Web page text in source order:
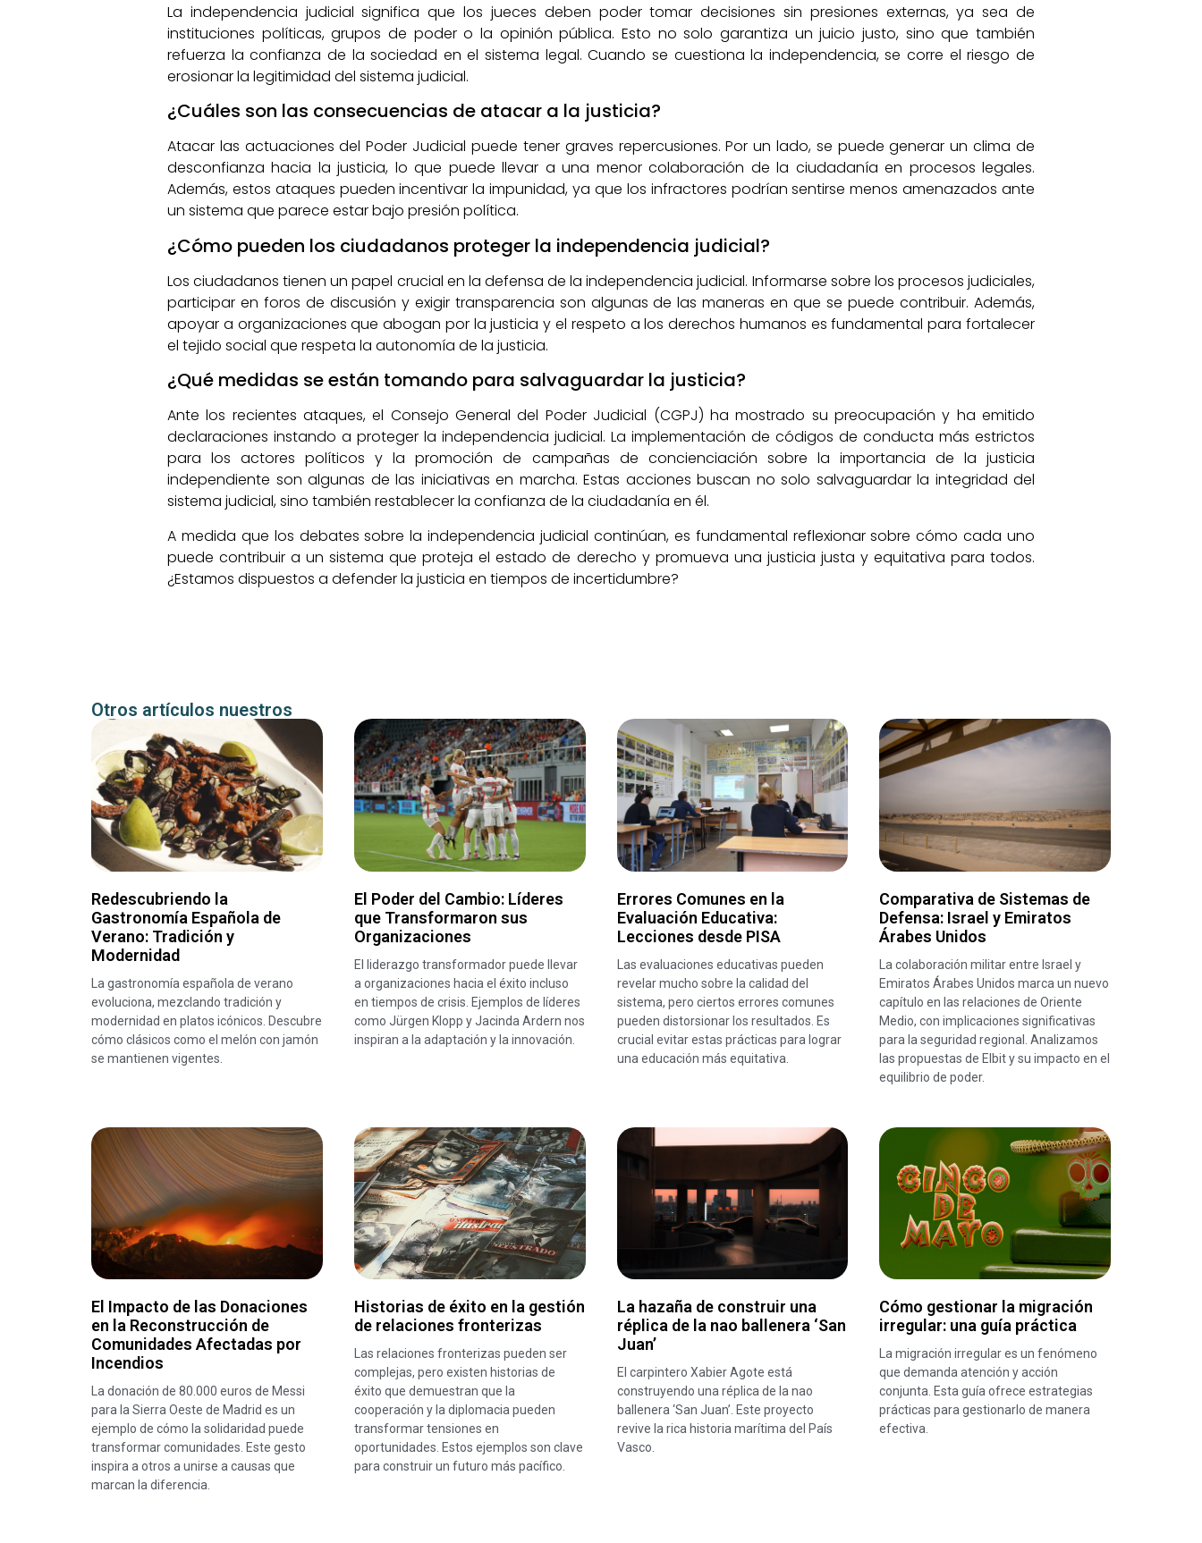
La independencia judicial significa que los jueces deben poder tomar decisiones sin presiones externas, ya sea de
instituciones políticas, grupos de poder o la opinión pública. Esto no solo garantiza un juicio justo, sino que también
refuerza la confianza de la sociedad en el sistema legal. Cuando se cuestiona la independencia, se corre el riesgo de
erosionar la legitimidad del sistema judicial.
¿Cuáles son las consecuencias de atacar a la justicia?
Atacar las actuaciones del Poder Judicial puede tener graves repercusiones. Por un lado, se puede generar un clima de
desconfianza hacia la justicia, lo que puede llevar a una menor colaboración de la ciudadanía en procesos legales.
Además, estos ataques pueden incentivar la impunidad, ya que los infractores podrían sentirse menos amenazados ante
un sistema que parece estar bajo presión política.
¿Cómo pueden los ciudadanos proteger la independencia judicial?
Los ciudadanos tienen un papel crucial en la defensa de la independencia judicial. Informarse sobre los procesos judiciales,
participar en foros de discusión y exigir transparencia son algunas de las maneras en que se puede contribuir. Además,
apoyar a organizaciones que abogan por la justicia y el respeto a los derechos humanos es fundamental para fortalecer
el tejido social que respeta la autonomía de la justicia.
¿Qué medidas se están tomando para salvaguardar la justicia?
Ante los recientes ataques, el Consejo General del Poder Judicial (CGPJ) ha mostrado su preocupación y ha emitido
declaraciones instando a proteger la independencia judicial. La implementación de códigos de conducta más estrictos
para los actores políticos y la promoción de campañas de concienciación sobre la importancia de la justicia
independiente son algunas de las iniciativas en marcha. Estas acciones buscan no solo salvaguardar la integridad del
sistema judicial, sino también restablecer la confianza de la ciudadanía en él.
A medida que los debates sobre la independencia judicial continúan, es fundamental reflexionar sobre cómo cada uno
puede contribuir a un sistema que proteja el estado de derecho y promueva una justicia justa y equitativa para todos.
¿Estamos dispuestos a defender la justicia en tiempos de incertidumbre?
Otros artículos nuestros
Redescubriendo la
Gastronomía Española de
Verano: Tradición y
Modernidad
La gastronomía española de verano
evoluciona, mezclando tradición y
modernidad en platos icónicos. Descubre
cómo clásicos como el melón con jamón
se mantienen vigentes.
El Poder del Cambio: Líderes
que Transformaron sus
Organizaciones
El liderazgo transformador puede llevar
a organizaciones hacia el éxito incluso
en tiempos de crisis. Ejemplos de líderes
como Jürgen Klopp y Jacinda Ardern nos
inspiran a la adaptación y la innovación.
Errores Comunes en la
Evaluación Educativa:
Lecciones desde PISA
Las evaluaciones educativas pueden
revelar mucho sobre la calidad del
sistema, pero ciertos errores comunes
pueden distorsionar los resultados. Es
crucial evitar estas prácticas para lograr
una educación más equitativa.
Comparativa de Sistemas de
Defensa: Israel y Emiratos
Árabes Unidos
La colaboración militar entre Israel y
Emiratos Árabes Unidos marca un nuevo
capítulo en las relaciones de Oriente
Medio, con implicaciones significativas
para la seguridad regional. Analizamos
las propuestas de Elbit y su impacto en el
equilibrio de poder.
El Impacto de las Donaciones
en la Reconstrucción de
Comunidades Afectadas por
Incendios
La donación de 80.000 euros de Messi
para la Sierra Oeste de Madrid es un
ejemplo de cómo la solidaridad puede
transformar comunidades. Este gesto
inspira a otros a unirse a causas que
marcan la diferencia.
Historias de éxito en la gestión
de relaciones fronterizas
Las relaciones fronterizas pueden ser
complejas, pero existen historias de
éxito que demuestran que la
cooperación y la diplomacia pueden
transformar tensiones en
oportunidades. Estos ejemplos son clave
para construir un futuro más pacífico.
La hazaña de construir una
réplica de la nao ballenera ‘San
Juan’
El carpintero Xabier Agote está
construyendo una réplica de la nao
ballenera ‘San Juan’. Este proyecto
revive la rica historia marítima del País
Vasco.
Cómo gestionar la migración
irregular: una guía práctica
La migración irregular es un fenómeno
que demanda atención y acción
conjunta. Esta guía ofrece estrategias
prácticas para gestionarlo de manera
efectiva.